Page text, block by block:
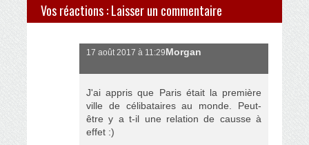
Vos réactions : Laisser un commentaire
Morgan
17 août 2017 à 11:29
J'ai appris que Paris était la première
ville de célibataires au monde. Peut-
être y a t-il une relation de causse à
effet :)